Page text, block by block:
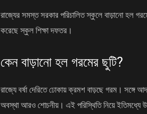
রাজ্যের সমস্ত সরকার পরিচালিত স্কুলে বাড়ানো হল
করেছে স্কুল শিক্ষা দফতর।
কেন বাড়ানো হল গরমের ছুটি?
রাজ্যে বর্ষা দেরিতে ঢোকায় ক্রমশ বাড়ছে গরম। সঙ্গে
অবস্থা আরও শোচনীয়। এই পরিস্থিতি নিয়ে ইতিমধ্যে